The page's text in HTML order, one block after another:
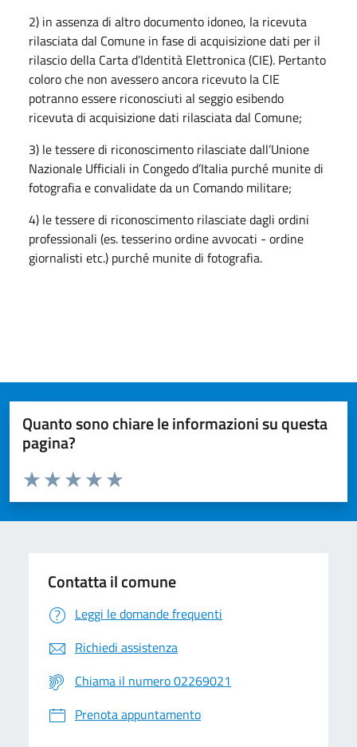
2) in assenza di altro documento idoneo, la ricevuta
rilasciata dal Comune in fase di acquisizione dati per il
rilascio della Carta d’Identità Elettronica (CIE). Pertanto
coloro che non avessero ancora ricevuto la CIE
potranno essere riconosciuti al seggio esibendo
ricevuta di acquisizione dati rilasciata dal Comune;
3) le tessere di riconoscimento rilasciate dall’Unione
Nazionale Ufficiali in Congedo d’Italia purché munite di
fotografia e convalidate da un Comando militare;
4) le tessere di riconoscimento rilasciate dagli ordini
professionali (es. tesserino ordine avvocati - ordine
giornalisti etc.) purché munite di fotografia.
Quanto sono chiare le informazioni su questa
pagina?
Valuta da 1 a 5 stelle la pagina
Valuta 5 stelle su 5
Valuta 4 stelle su 5
Valuta 3 stelle su 5
Valuta 2 stelle su 5
Valuta 1 stelle su 5
Contatta il comune
Leggi le domande frequenti
Richiedi assistenza
Chiama il numero 02269021
Prenota appuntamento